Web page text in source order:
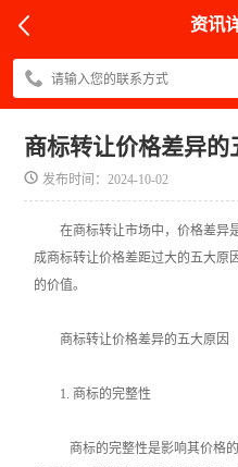
资讯
商标转让价格差异的
发布时间：2024-10-02
在商标转让市场中，价格差异
成商标转让价格差距过大的五大原
的价值。
商标转让价格差异的五大原因
1. 商标的完整性
商标的完整性是影响其价格